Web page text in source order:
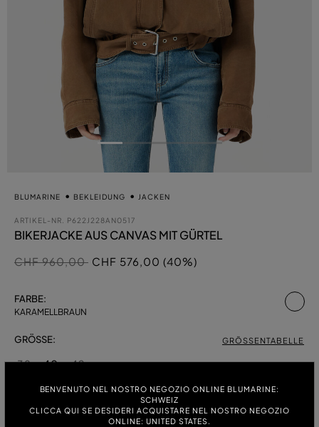
BENVENUTO NEL NOSTRO NEGOZIO ONLINE BLUMARINE:
SCHWEIZ
CLICCA QUI SE DESIDERI ACQUISTARE NEL NOSTRO NEGOZIO
ONLINE: UNITED STATES.
BLUMARINE BEKLEIDUNG JACKEN
ARTIKEL-NR. P622J228AN0517
BIKERJACKE AUS CANVAS MIT GÜRTEL
Preis reduziert von
CHF 960,00auf
CHF 576,00 (40%)
FARBE:
KARAMELLBRAUN
GRÖSSE: GRÖSSENTABELLE
38 40 42